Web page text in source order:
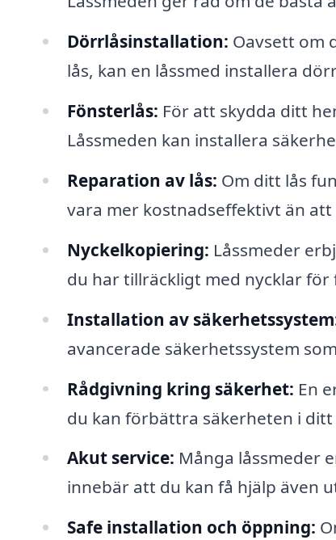
Dörrlåsinstallation: Oavsett om
lås, kan en låssmed installera
Fönsterlås: För att skydda ditt
Låssmeden kan installera
Reparation av lås: Om ditt lås
vara mer kostnadseffektivt än
Nyckelkopiering: Låssmeder
du har tillräckligt med nycklar för
Installation av
avancerade säkerhetssystem
Rådgivning kring säkerhet: En
du kan förbättra säkerheten i
Akut service: Många låssmeder
innebär att du kan få hjälp även
Safe installation och öppning: